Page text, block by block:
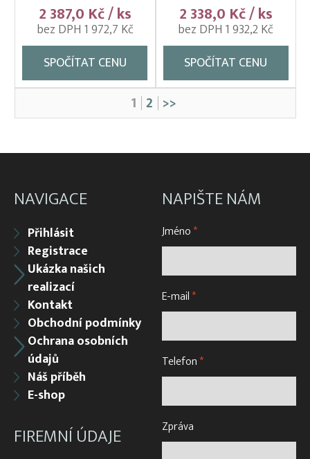
2 387,0 Kč / ks
bez DPH 1 972,7 Kč
SPOČÍTAT CENU
2 338,0 Kč / ks
bez DPH 1 932,2 Kč
SPOČÍTAT CENU
1 2 >>
NAVIGACE
Přihlásit
Registrace
Ukázka našich
realizací
Kontakt
Obchodní podmínky
Ochrana osobních
údajů
Náš příběh
E-shop
FIREMNÍ ÚDAJE
NAPIŠTE NÁM
Jméno*
E-mail*
Telefon*
Zpráva